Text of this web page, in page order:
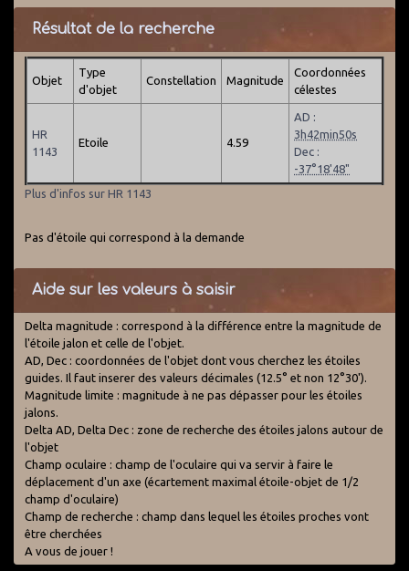
Résultat de la recherche
Objet
Type
d'objet
Constellation Magnitude
Coordonnées
célestes
HR
1143
Etoile 4.59
AD :
3h42min50s
Dec :
-37°18'48"
Plus d'infos sur HR 1143
Pas d'étoile qui correspond à la demande
Aide sur les valeurs à saisir
Delta magnitude : correspond à la différence entre la magnitude de
l'étoile jalon et celle de l'objet.
AD, Dec : coordonnées de l'objet dont vous cherchez les étoiles
guides. Il faut inserer des valeurs décimales (12.5° et non 12°30').
Magnitude limite : magnitude à ne pas dépasser pour les étoiles
jalons.
Delta AD, Delta Dec : zone de recherche des étoiles jalons autour de
l'objet
Champ oculaire : champ de l'oculaire qui va servir à faire le
déplacement d'un axe (écartement maximal étoile-objet de 1/2
champ d'oculaire)
Champ de recherche : champ dans lequel les étoiles proches vont
être cherchées
A vous de jouer !